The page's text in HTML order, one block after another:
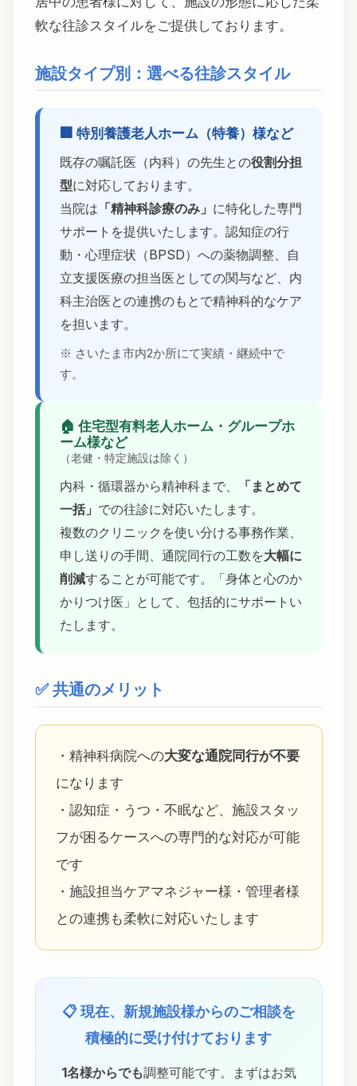
軟な往診スタイルをご提供しております。
施設タイプ別：選べる往診スタイル
🏢 特別養護老人ホーム（特養）様など
既存の嘱託医（内科）の先生との役割分担
型に対応しております。
当院は 「精神科診療のみ」 に特化した専門
サポートを提供いたします。認知症の行
動・心理症状（BPSD）への薬物調整、自
立支援医療の担当医としての関与など、内
科主治医との連携のもとで精神科的なケア
を担います。
※ さいたま市内2か所にて実績・継続中で
す。
🏠 住宅型有料老人ホーム・グループホ
ーム様など
（老健・特定施設は除く）
内科・循環器から精神科まで、
「まとめて
一括」 での往診に対応いたします。
複数のクリニックを使い分ける事務作業、
申し送りの手間、通院同行の工数を大幅に
削減することが可能です。「身体と心のか
かりつけ医」として、包括的にサポートい
たします。
✅ 共通のメリット
・精神科病院への大変な通院同行が不要
になります
・認知症・うつ・不眠など、施設スタッ
フが困るケースへの専門的な対応が可能
です
・施設担当ケアマネジャー様・管理者様
との連携も柔軟に対応いたします
📋 現在、新規施設様からのご相談を
積極的に受け付けております
1名様からでも調整可能です。まずはお気